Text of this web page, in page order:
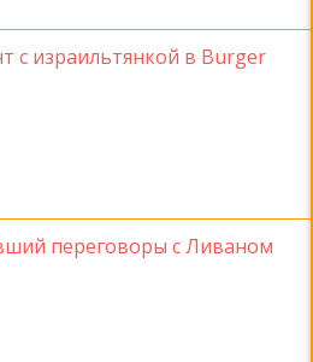
с израильтянкой в Burger
переговоры с Ливаном